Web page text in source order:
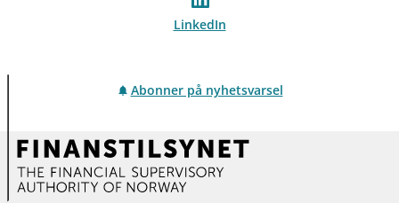
LinkedIn
Abonner på nyhetsvarsel